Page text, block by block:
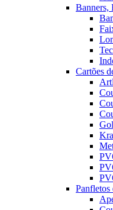
Banners,
Cartões
Panfletos